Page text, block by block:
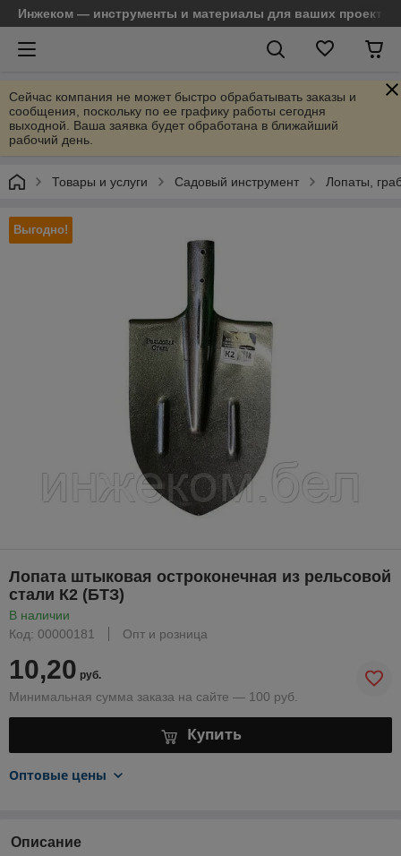
Инжеком — инструменты и материалы для ваших проектов
Сейчас компания не может быстро обрабатывать заказы и
сообщения, поскольку по ее графику работы сегодня
выходной. Ваша заявка будет обработана в ближайший
рабочий день.
Товары и услуги Садовый инструмент Лопаты,
Выгодно!
Лопата штыковая остроконечная из рельсовой
стали К2 (БТЗ)
В наличии
Код: 00000181
Опт и розница
10,20 руб.
Минимальная сумма заказа на сайте — 100 руб.
Купить
Оптовые цены
Описание